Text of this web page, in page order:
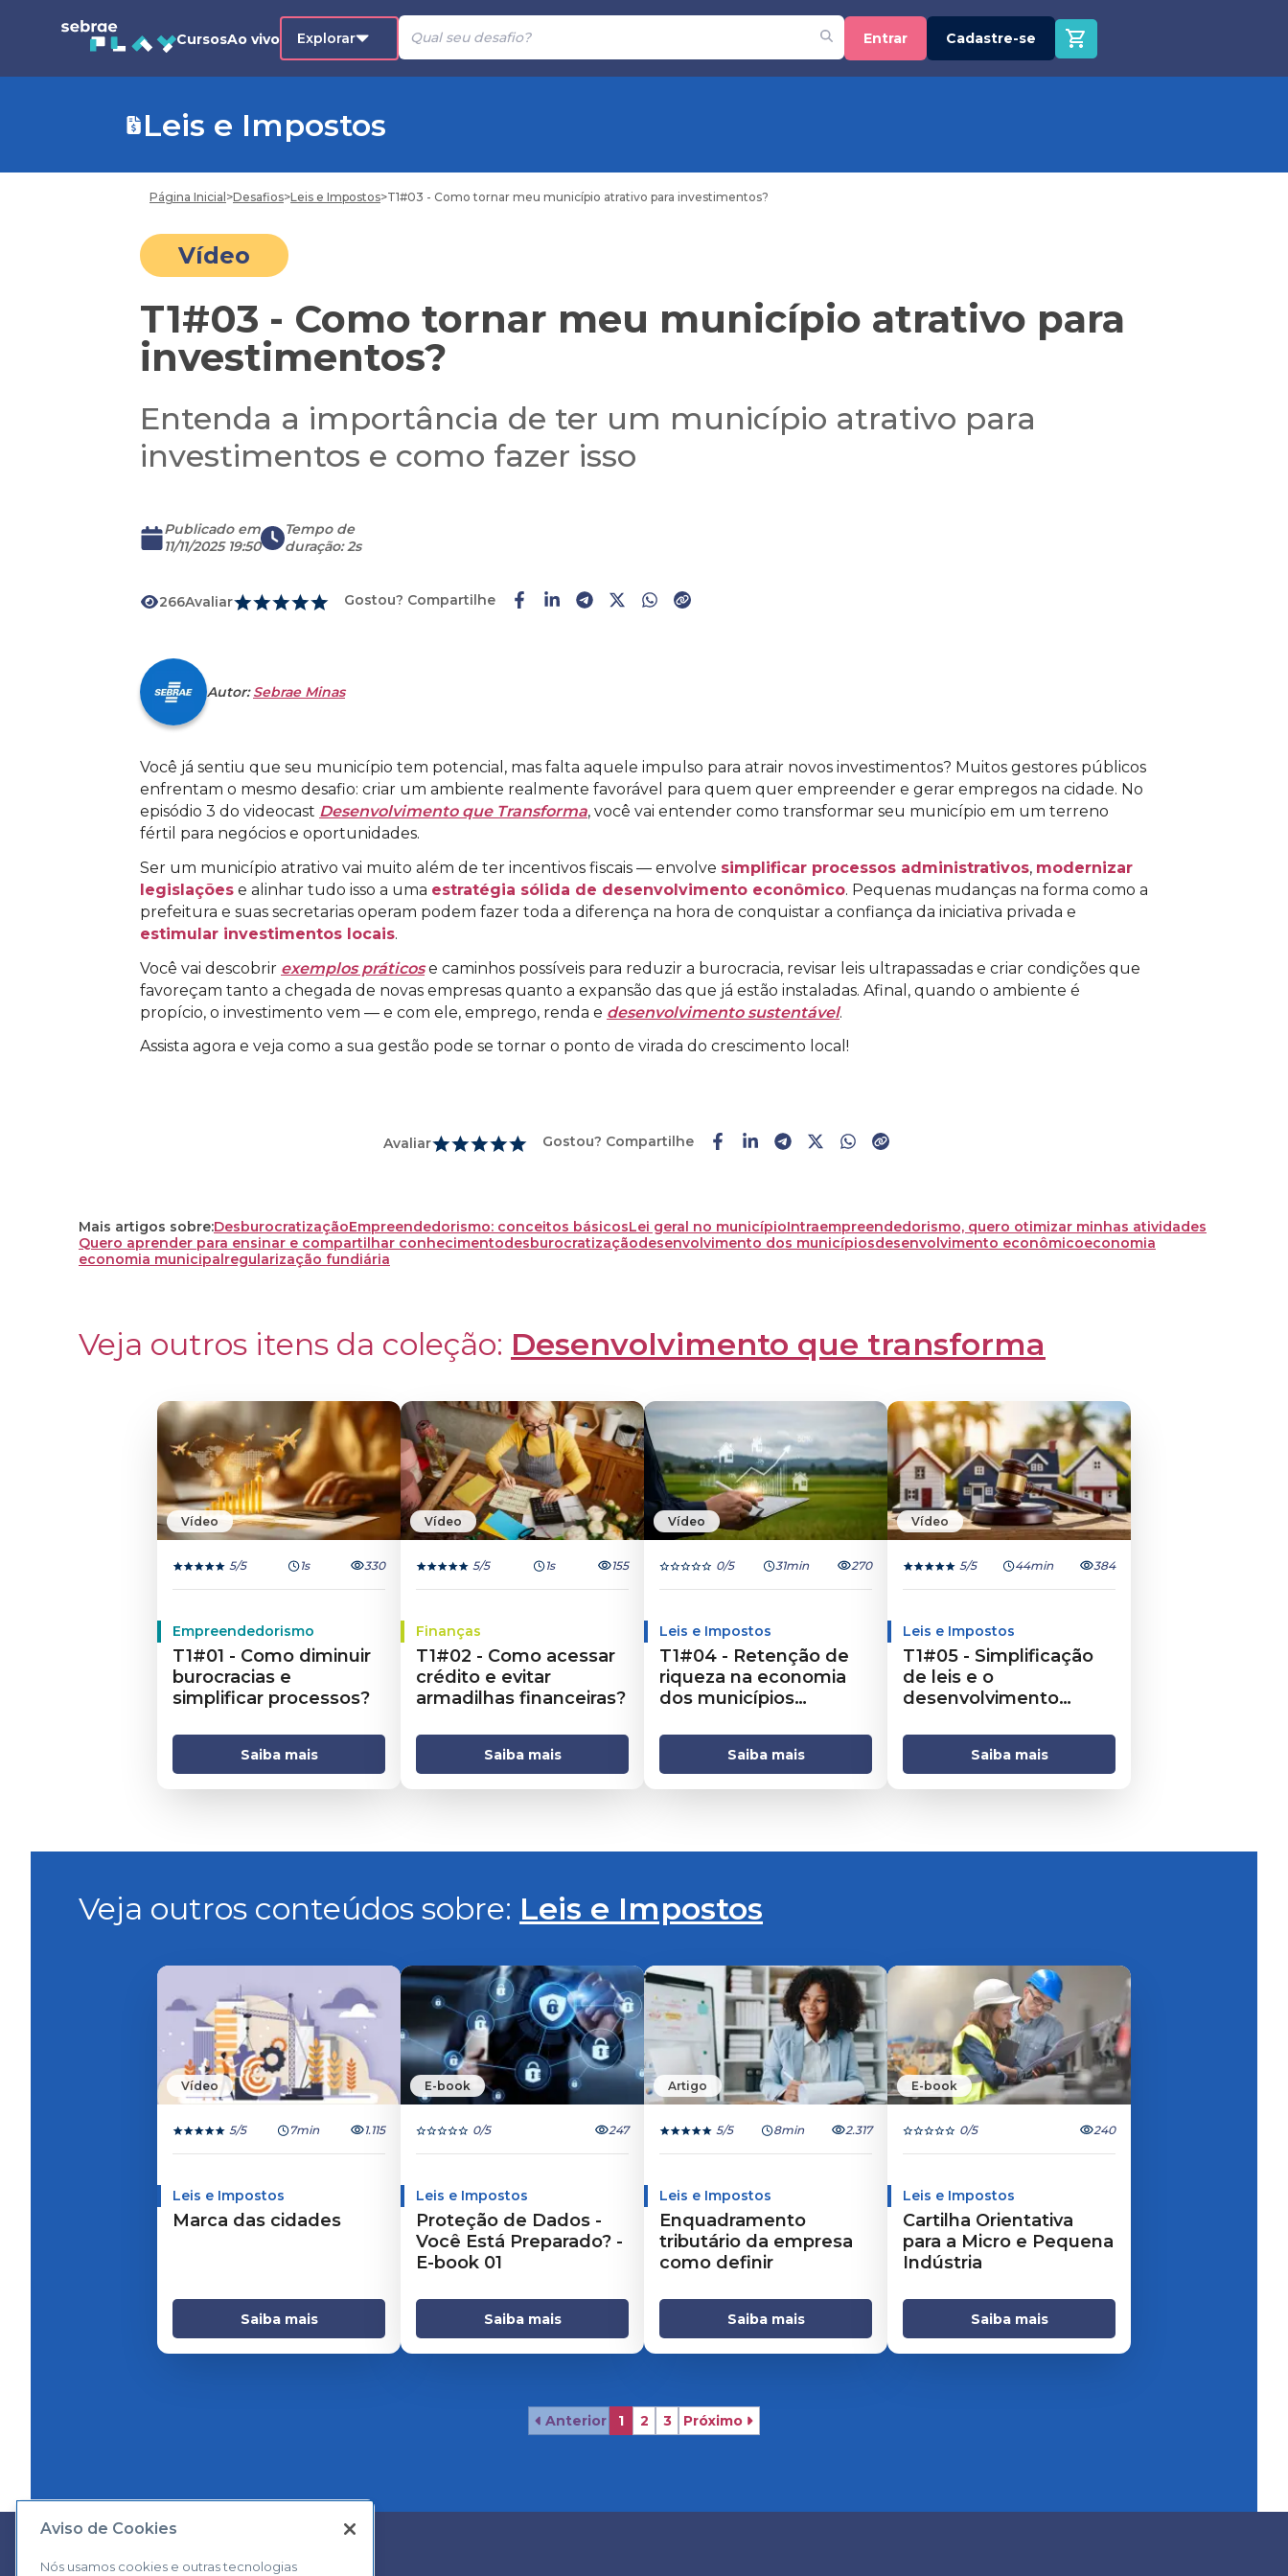
CursosAo vivo Explorar Entrar Cadastre-se
Leis e Impostos
Página Inicial >Desafios>Leis e Impostos>T1#03 - Como tornar meu município atrativo para investimentos?
Vídeo
T1#03 - Como tornar meu município atrativo para
investimentos?
Entenda a importância de ter um município atrativo para
investimentos e como fazer isso
Publicado em
11/11/2025 19:50
Tempo de
duração:2s
266Avaliar Gostou? Compartilhe
Autor:Sebrae Minas
Você já sentiu que seu município tem potencial, mas falta aquele impulso para atrair novos investimentos? Muitos gestores públicos
enfrentam o mesmo desafio: criar um ambiente realmente favorável para quem quer empreender e gerar empregos na cidade. No
episódio 3 do videocast Desenvolvimento que Transforma, você vai entender como transformar seu município em um terreno
fértil para negócios e oportunidades.
Ser um município atrativo vai muito além de ter incentivos fiscais — envolve simplificar processos administrativos, modernizar
legislações e alinhar tudo isso a uma estratégia sólida de desenvolvimento econômico. Pequenas mudanças na forma como a
prefeitura e suas secretarias operam podem fazer toda a diferença na hora de conquistar a confiança da iniciativa privada e
estimular investimentos locais.
Você vai descobrir exemplos práticose caminhos possíveis para reduzir a burocracia, revisar leis ultrapassadas e criar condições que
favoreçam tanto a chegada de novas empresas quanto a expansão das que já estão instaladas. Afinal, quando o ambiente é
propício, o investimento vem — e com ele, emprego, renda e desenvolvimento sustentável.
Assista agora e veja como a sua gestão pode se tornar o ponto de virada do crescimento local!
Avaliar Gostou? Compartilhe
Mais artigos sobre:DesburocratizaçãoEmpreendedorismo: conceitos básicosLei geral no municípioIntraempreendedorismo, quero otimizar minhas atividades
Quero aprender para ensinar e compartilhar conhecimentodesburocratizaçãodesenvolvimento dos municípiosdesenvolvimento econômicoeconomia
economia municipalregularização fundiária
Veja outros itens da coleção: Desenvolvimento que transforma
Vídeo
5/5 1s 330
Empreendedorismo
T1#01 - Como diminuir
burocracias e
simplificar processos?
Saiba mais
Vídeo
5/5 1s 155
Finanças
T1#02 - Como acessar
crédito e evitar
armadilhas financeiras?
Saiba mais
Vídeo
0/5 31min 270
Leis e Impostos
T1#04 - Retenção de
riqueza na economia
dos municípios
Saiba mais
Vídeo
5/5 44min 384
Leis e Impostos
T1#05 - Simplificação
de leis e o
desenvolvimento
Saiba mais
Veja outros conteúdos sobre: Leis e Impostos
Vídeo
5/5 7min 1.115
Leis e Impostos
Marca das cidades
Saiba mais
E-book
0/5 247
Leis e Impostos
Proteção de Dados -
Você Está Preparado? -
E-book 01
Saiba mais
Artigo
5/5 8min 2.317
Leis e Impostos
Enquadramento
tributário da empresa
como definir
Saiba mais
E-book
0/5 240
Leis e Impostos
Cartilha Orientativa
para a Micro e Pequena
Indústria
Saiba mais
Anterior 1 2 3 Próximo
Aviso de Cookies
Nós usamos cookies e outras tecnologias